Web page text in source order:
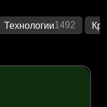
Технологии1492